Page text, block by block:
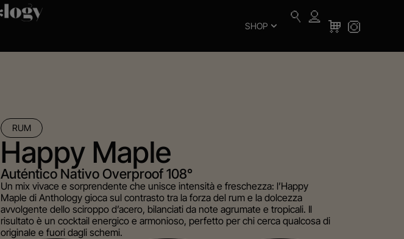
SHOP
RUM
Happy Maple
Auténtico Nativo Overproof 108°
Un mix vivace e sorprendente che unisce intensità e freschezza: l’Happy
Maple di Anthology gioca sul contrasto tra la forza del rum e la dolcezza
avvolgente dello sciroppo d’acero, bilanciati da note agrumate e tropicali. Il
risultato è un cocktail energico e armonioso, perfetto per chi cerca qualcosa di
originale e fuori dagli schemi.